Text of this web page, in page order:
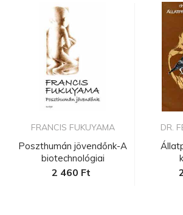
FRANCIS FUKUYAMA
Poszthumán jövendőnk-A
biotechnológiai
forradalom...
2 460 Ft
DR.